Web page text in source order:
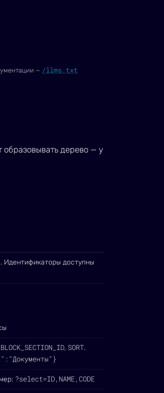
— /llms.txt
дерево — у
Идентификаторы доступны
, SORT.
?select=ID,NAME,CODE